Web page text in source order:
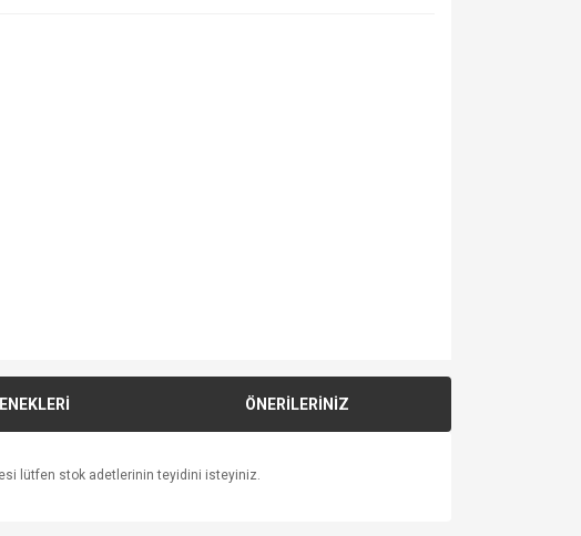
ÖNERİLERİNİZ
lütfen stok adetlerinin teyidini isteyiniz.